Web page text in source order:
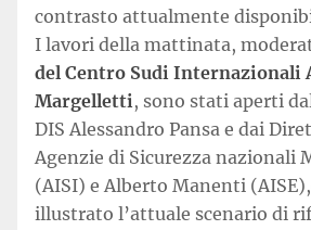
contrasto attualmente
I lavori della mattinata,
del Centro Sudi Internazionali
Margelletti, sono stati aperti
DIS Alessandro Pansa e dai
Agenzie di Sicurezza nazionali
(AISI) e Alberto Manenti
illustrato l’attuale scenario di